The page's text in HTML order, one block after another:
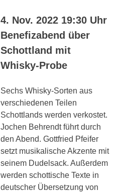
4. Nov. 2022 19:30 Uhr
Benefizabend über
Schottland mit
Whisky-Probe
Sechs Whisky-Sorten aus
verschiedenen Teilen
Schottlands werden verkostet.
Jochen Behrendt führt durch
den Abend. Gottfried Pfeifer
setzt musikalische Akzente mit
seinem Dudelsack. Außerdem
werden schottische Texte in
deutscher Übersetzung von